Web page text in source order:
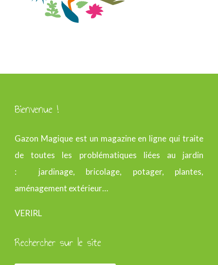
Bienvenue !
Gazon Magique est un magazine en ligne qui traite
de toutes les problématiques liées au jardin
: jardinage, bricolage, potager, plantes,
aménagement extérieur…
VERIRL
Rechercher sur le site